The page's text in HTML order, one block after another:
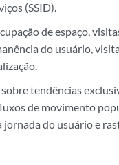
(SSID).
de espaço,
do usuário,
tendências
de movimento
jornada do usuário e